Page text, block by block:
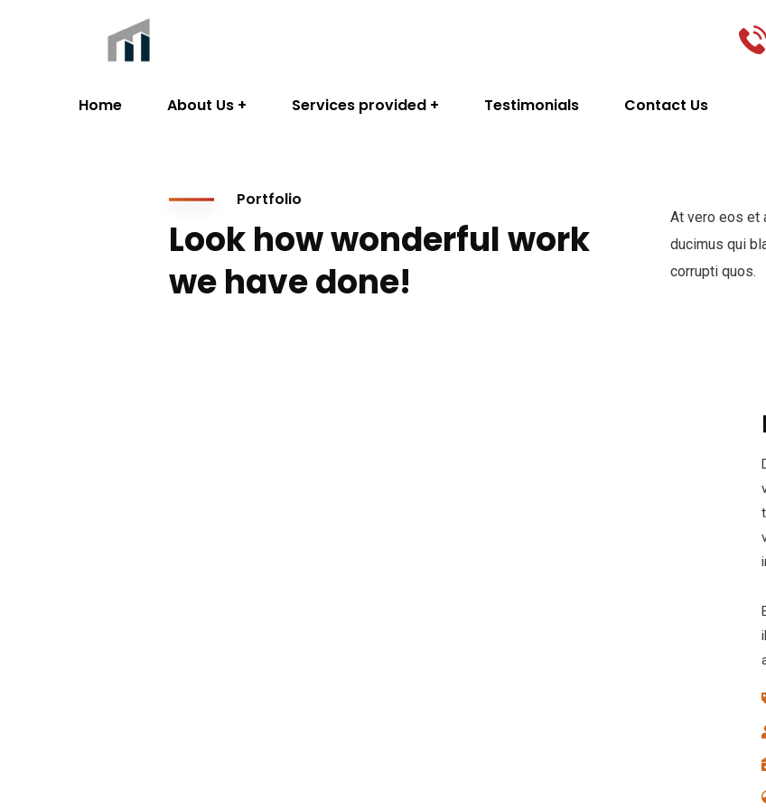
Home About Us Services provided Testimonials Contact Us
Portfolio
Look how wonderful work
we have done!
At vero eos et
ducimus qui
corrupti quos.